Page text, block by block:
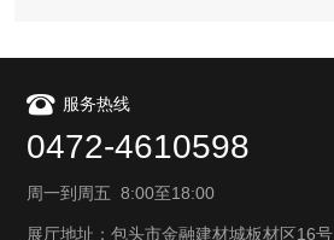
服务热线
0472-4610598
周一到周五 8:00至18:00
展厅地址：包头市金融建材城板材区16号